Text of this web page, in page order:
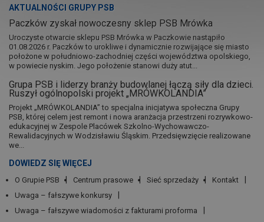
AKTUALNOŚCI GRUPY PSB
Paczków zyskał nowoczesny sklep PSB Mrówka
Uroczyste otwarcie sklepu PSB Mrówka w Paczkowie nastąpiło
01.08.2026 r. Paczków to urokliwe i dynamicznie rozwijające się miasto
położone w południowo-zachodniej części województwa opolskiego,
w powiecie nyskim. Jego położenie stanowi duży atut...
Grupa PSB i liderzy branży budowlanej łączą siły dla dzieci.
Ruszył ogólnopolski projekt „MRÓWKOLANDIA”
Projekt „MRÓWKOLANDIA” to specjalna inicjatywa społeczna Grupy
PSB, której celem jest remont i nowa aranżacja przestrzeni rozrywkowo-
edukacyjnej w Zespole Placówek Szkolno-Wychowawczo-
Rewalidacyjnych w Wodzisławiu Śląskim. Przedsięwzięcie realizowane
we...
DOWIEDZ SIĘ WIĘCEJ
O Grupie PSB Centrum prasowe Sieć sprzedaży
Kontakt
Uwaga – fałszywe konkursy
Uwaga – fałszywe wiadomości z fakturami proforma